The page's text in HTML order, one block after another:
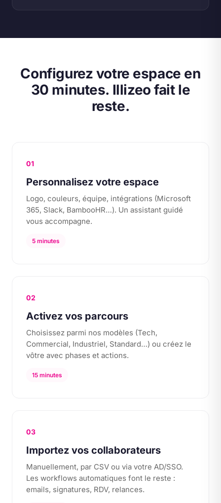
Configurez votre espace en
30 minutes. Illizeo fait le
reste.
01
Personnalisez votre espace
Logo, couleurs, équipe, intégrations (Microsoft
365, Slack, BambooHR…). Un assistant guidé
vous accompagne.
5 minutes
02
Activez vos parcours
Choisissez parmi nos modèles (Tech,
Commercial, Industriel, Standard…) ou créez le
vôtre avec phases et actions.
15 minutes
03
Importez vos collaborateurs
Manuellement, par CSV ou via votre AD/SSO.
Les workflows automatiques font le reste :
emails, signatures, RDV, relances.